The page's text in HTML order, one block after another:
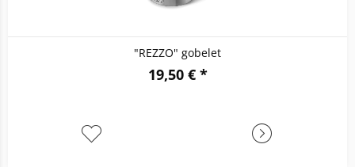
"REZZO" gobelet
19,50 € *